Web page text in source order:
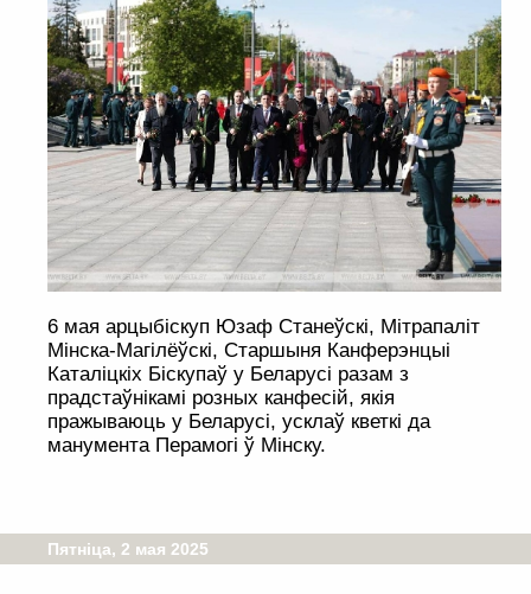
6 мая арцыбіскуп Юзаф Станеўскі, Мітрапаліт
Мінска-Магілёўскі, Старшыня Канферэнцыі
Каталіцкіх Біскупаў у Беларусі разам з
прадстаўнікамі розных канфесій, якія
пражываюць у Беларусі, усклаў кветкі да
манумента Перамогі ў Мінску.
Пятніца, 2 мая 2025